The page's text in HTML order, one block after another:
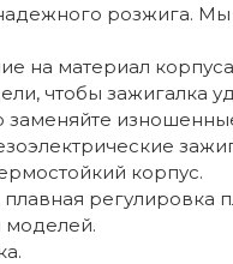
розжига.
на материал
чтобы зажигалка
корпус.
регулировка
моделей.